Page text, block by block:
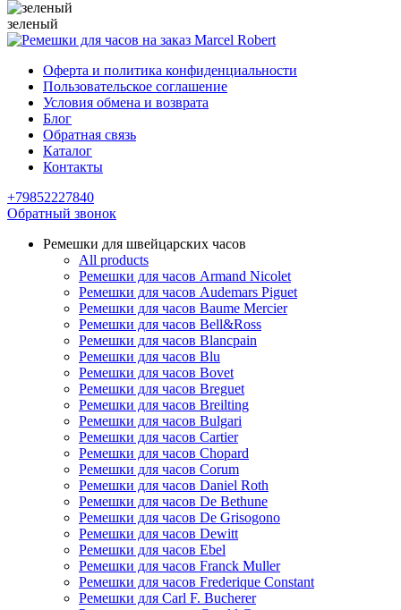
зеленый
Оферта и политика конфиденциальности
Пользовательское соглашение
Условия обмена и возврата
Блог
Обратная связь
Каталог
Контакты
+79852227840
Обратный звонок
Ремешки для швейцарских часов
All products
Ремешки для часов Armand Nicolet
Ремешки для часов Audemars Piguet
Ремешки для часов Baume Mercier
Ремешки для часов Bell&Ross
Ремешки для часов Blancpain
Ремешки для часов Blu
Ремешки для часов Bovet
Ремешки для часов Breguet
Ремешки для часов Breilting
Ремешки для часов Bulgari
Ремешки для часов Cartier
Ремешки для часов Chopard
Ремешки для часов Corum
Ремешки для часов Daniel Roth
Ремешки для часов De Bethune
Ремешки для часов De Grisogono
Ремешки для часов Dewitt
Ремешки для часов Ebel
Ремешки для часов Franck Muller
Ремешки для часов Frederique Constant
Ремешки для Carl F. Bucherer